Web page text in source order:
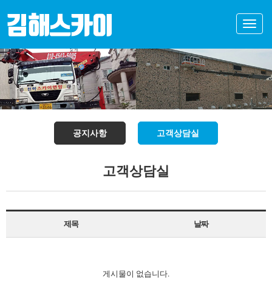
Toggle
공지사항 고객상담실
고객상담실
제목 날짜
게시물이 없습니다.